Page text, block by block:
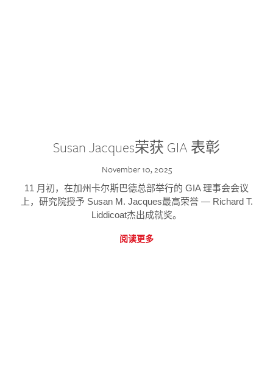
Susan Jacques荣获 GIA 表彰
November 10, 2025
11 月初，在加州卡尔斯巴德总部举行的 GIA 理事会会议
上，研究院授予 Susan M. Jacques最高荣誉 — Richard T.
Liddicoat杰出成就奖。
阅读更多